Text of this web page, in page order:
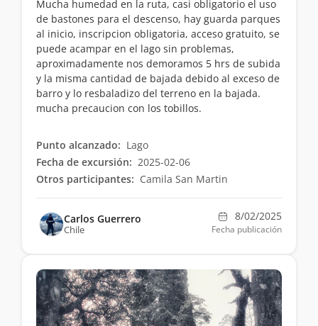
Mucha humedad en la ruta, casi obligatorio el uso
de bastones para el descenso, hay guarda parques
al inicio, inscripcion obligatoria, acceso gratuito, se
puede acampar en el lago sin problemas,
aproximadamente nos demoramos 5 hrs de subida
y la misma cantidad de bajada debido al exceso de
barro y lo resbaladizo del terreno en la bajada.
mucha precaucion con los tobillos.
Punto alcanzado: Lago
Fecha de excursión: 2025-02-06
Otros participantes: Camila San Martin
Carlos Guerrero
Chile
8/02/2025
Fecha publicación